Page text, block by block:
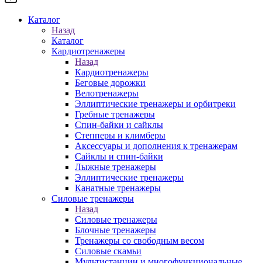
Каталог
Назад
Каталог
Кардиотренажеры
Назад
Кардиотренажеры
Беговые дорожки
Велотренажеры
Эллиптические тренажеры и орбитреки
Гребные тренажеры
Спин-байки и сайклы
Степперы и климберы
Аксессуары и дополнения к тренажерам
Сайклы и спин-байки
Лыжные тренажеры
Эллиптические тренажеры
Канатные тренажеры
Силовые тренажеры
Назад
Силовые тренажеры
Блочные тренажеры
Тренажеры со свободным весом
Силовые скамьи